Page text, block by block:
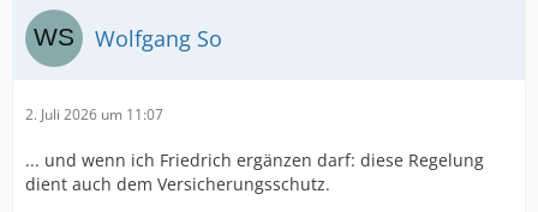
Wolfgang So
2. Juli 2026 um 11:07
... und wenn ich Friedrich ergänzen darf: diese Regelung
dient auch dem Versicherungsschutz.